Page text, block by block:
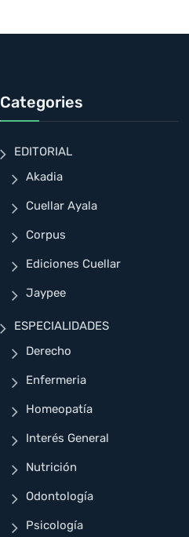
Categories
EDITORIAL
Akadia
Cuellar Ayala
Corpus
Ediciones Cuellar
Jaypee
ESPECIALIDADES
Derecho
Enfermeria
Homeopatía
Interés General
Nutrición
Odontología
Psicología